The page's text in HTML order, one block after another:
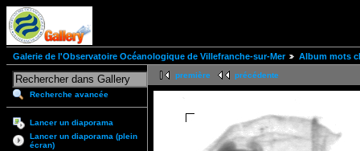
Galerie de l'Observatoire Océanologique de Villefranche-sur-Mer Album mots
Recherche avancée
Lancer un diaporama
Lancer un diaporama (plein
écran)
première précédente